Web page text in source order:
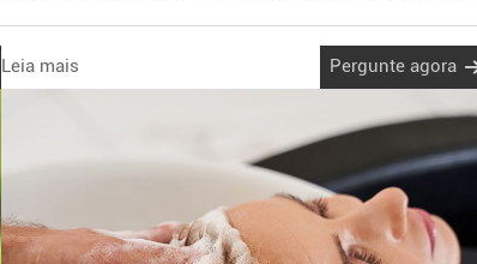
Leia mais Pergunte agora